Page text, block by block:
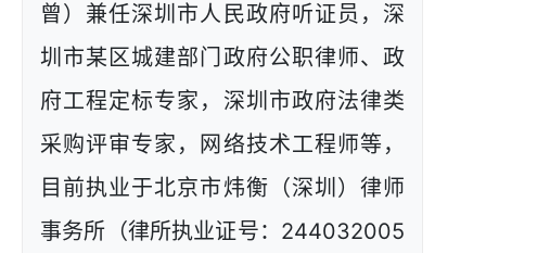
曾）兼任深圳市人民政府听证员，深
圳市某区城建部门政府公职律师、政
府工程定标专家，深圳市政府法律类
采购评审专家，网络技术工程师等，
目前执业于北京市炜衡（深圳）律师
事务所（律所执业证号：244032005